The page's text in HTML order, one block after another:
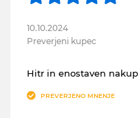
10.10.2024
Preverjeni kupec
Hitr in enostaven nakup
PREVERJENO MNENJE